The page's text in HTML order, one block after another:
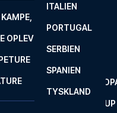
FA CUP
MILANO
ROM
SEVILLA
ITALIEN
PORTUGAL
SERBIEN
SPANIEN
TYSKLAND
ÉN TUR
OPLEVELSER
Of America
på én tur med en
er designet til at give